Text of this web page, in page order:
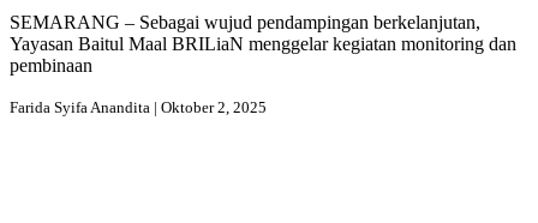
SEMARANG – Sebagai wujud pendampingan berkelanjutan,
Yayasan Baitul Maal BRILiaN menggelar kegiatan monitoring dan
pembinaan
Farida Syifa Anandita | Oktober 2, 2025